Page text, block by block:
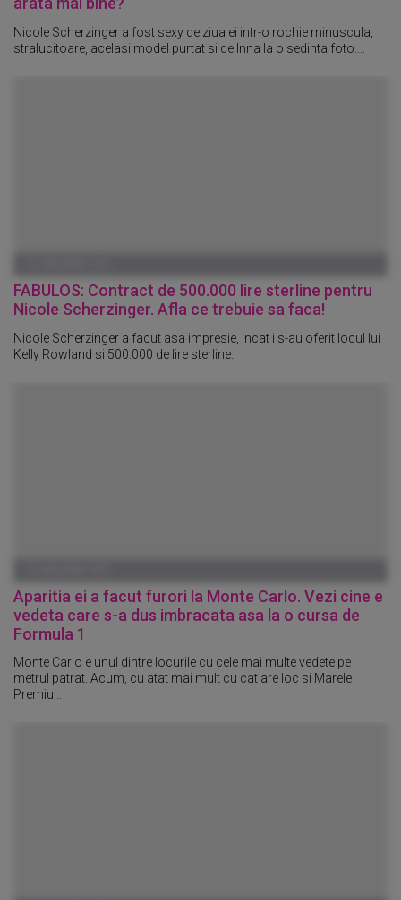
Nicole Scherzinger a fost sexy de ziua ei intr-o rochie minuscula,
stralucitoare, acelasi model purtat si de Inna la o sedinta foto....
FABULOS: Contract de 500.000 lire sterline pentru
Nicole Scherzinger. Afla ce trebuie sa faca!
Nicole Scherzinger a facut asa impresie, incat i s-au oferit locul lui
Kelly Rowland si 500.000 de lire sterline.
Aparitia ei a facut furori la Monte Carlo. Vezi cine e
vedeta care s-a dus imbracata asa la o cursa de
Formula 1
Monte Carlo e unul dintre locurile cu cele mai multe vedete pe
metrul patrat. Acum, cu atat mai mult cu cat are loc si Marele
Premiu...